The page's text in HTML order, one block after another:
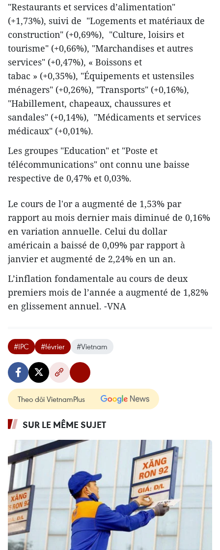
"Restaurants et services d’alimentation"
(+1,73%), suivi de "Logements et matériaux de
construction" (+0,69%), "Culture, loisirs et
tourisme" (+0,66%), "Marchandises et autres
services" (+0,47%), « Boissons et
tabac » (+0,35%), "Équipements et ustensiles
ménagers" (+0,26%), "Transports" (+0,16%),
"Habillement, chapeaux, chaussures et
sandales" (+0,14%), "Médicaments et services
médicaux" (+0,01%).
Les groupes "Education" et "Poste et
télécommunications" ont connu une baisse
respective de 0,47% et 0,03%.
Le cours de l'or a augmenté de 1,53% par
rapport au mois dernier mais diminué de 0,16%
en variation annuelle. Celui du dollar
américain a baissé de 0,09% par rapport à
janvier et augmenté de 2,24% en un an.
L’inflation fondamentale au cours de deux
premiers mois de l’année a augmenté de 1,82%
en glissement annuel. -VNA
#IPC #février #Vietnam
Theo dõi VietnamPlus
SUR LE MÊME SUJET